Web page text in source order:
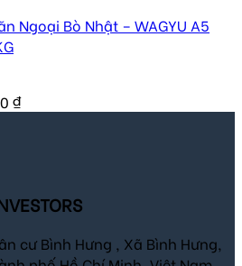
Ngoại Bò Nhật – WAGYU A5
₫
cư Bình Hưng , Xã Bình Hưng,